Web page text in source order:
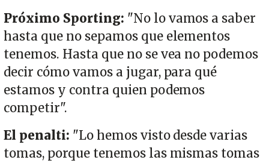
Próximo Sporting: "No lo vamos a saber
hasta que no sepamos que elementos
tenemos. Hasta que no se vea no podemos
decir cómo vamos a jugar, para qué
estamos y contra quien podemos
competir".
El penalti: "Lo hemos visto desde varias
tomas, porque tenemos las mismas tomas